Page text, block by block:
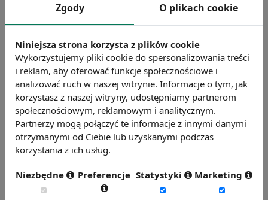
Chcesz wiedzieć więcej?
Zgody O plikach cookie
Niniejsza strona korzysta z plików cookie
Wykorzystujemy pliki cookie do spersonalizowania treści
i reklam, aby oferować funkcje społecznościowe i
analizować ruch w naszej witrynie. Informacje o tym, jak
korzystasz z naszej witryny, udostępniamy partnerom
społecznościowym, reklamowym i analitycznym.
Partnerzy mogą połączyć te informacje z innymi danymi
otrzymanymi od Ciebie lub uzyskanymi podczas
korzystania z ich usług.
Niezbędne Preferencje Statystyki Marketing